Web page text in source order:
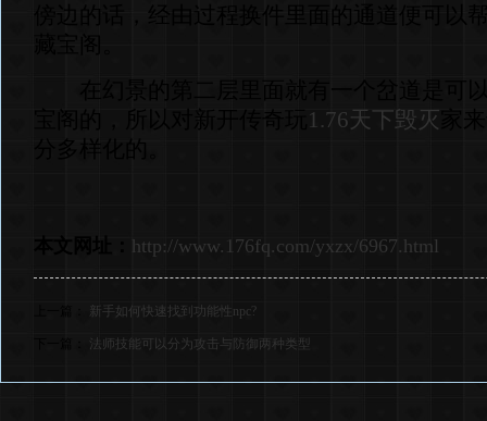
傍边的话，经由过程换件里面的通道便可以
藏宝阁。
在幻景的第二层里面就有一个岔道是可
宝阁的，所以对新开传奇玩
1.76天下毁灭
分多样化的。
本文网址： http://www.176fq.com/yxzx/6967.html
新手如何快速找到功能性npc?
法师技能可以分为攻击与防御两种类型